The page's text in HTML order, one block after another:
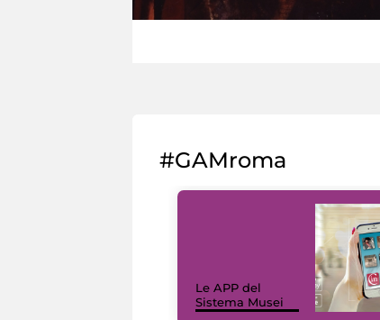
#GAMroma
Le APP del
Sistema Musei